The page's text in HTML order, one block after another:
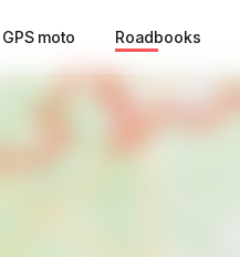
GPS moto Roadbooks